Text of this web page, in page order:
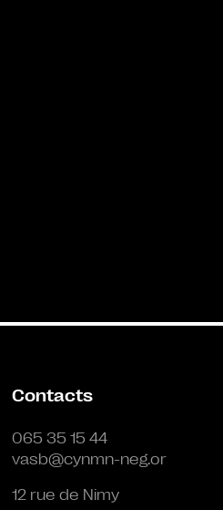
Contacts
065 35 15 44
vasb@cynmn-neg.or
12 rue de Nimy